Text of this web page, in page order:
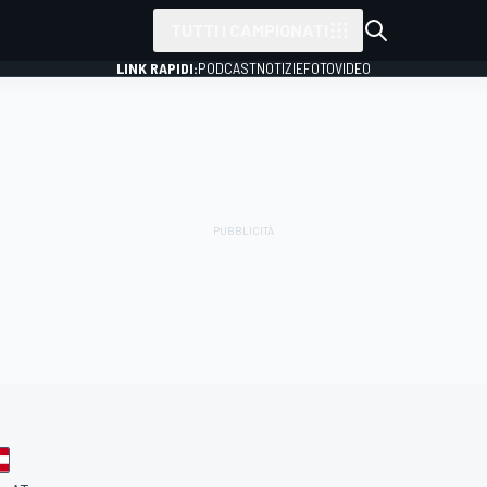
LINK RAPIDI:PODCASTNOTIZIEFOTOVIDEO